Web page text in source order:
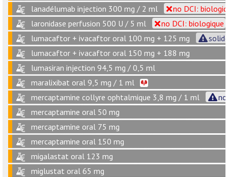
lanadélumab injection 300 mg / 2 ml
no DCI:
laronidase perfusion 500 U / 5 ml
no DCI: biologique
lumacaftor + ivacaftor oral 100 mg + 125 mg
lumacaftor + ivacaftor oral 150 mg + 188 mg
lumasiran injection 94,5 mg / 0,5 ml
maralixibat oral 9,5 mg / 1 ml
mercaptamine collyre ophtalmique 3,8 mg / 1 ml
mercaptamine oral 50 mg
mercaptamine oral 75 mg
mercaptamine oral 150 mg
migalastat oral 123 mg
miglustat oral 65 mg